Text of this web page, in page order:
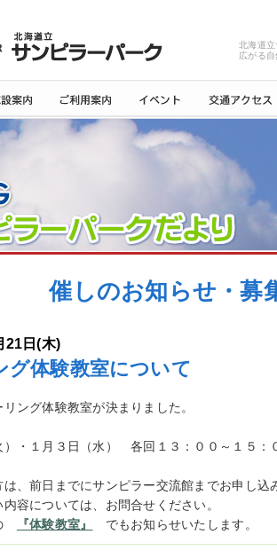
北海道
広がる
催しのお知らせ・募
21日(木)
グ体験教室について
ング体験教室が決まりました。
）・１月３日（水） 各回１３：００～１５：
は、前日までにサンピラー交流館までお申し込
容については、お問合せください。
『体験教室』 でもお知らせいたします。